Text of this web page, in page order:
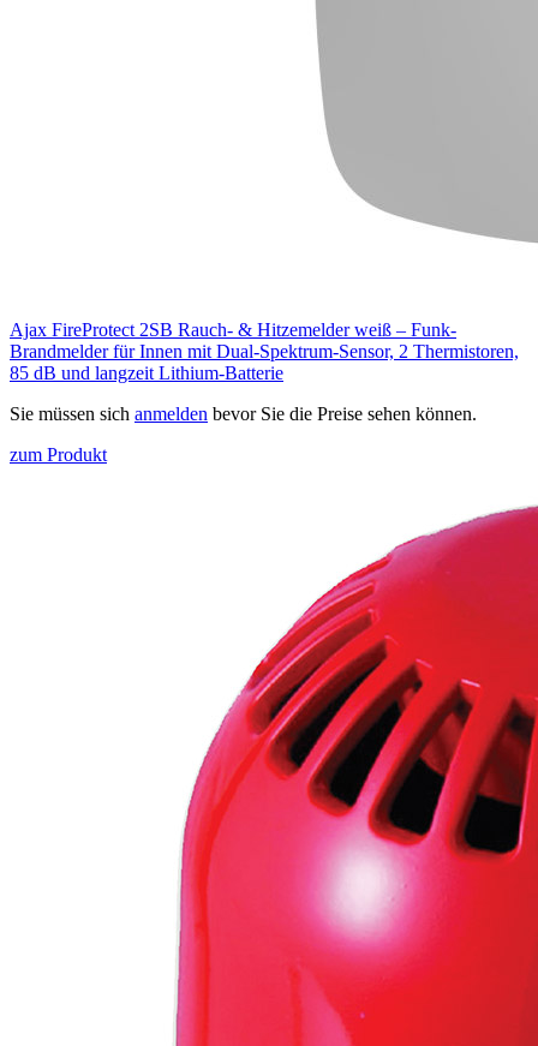
Ajax FireProtect 2SB Rauch- & Hitzemelder weiß – Funk-
Brandmelder für Innen mit Dual-Spektrum-Sensor, 2 Thermistoren,
85 dB und langzeit Lithium-Batterie
Sie müssen sich anmelden bevor Sie die Preise sehen können.
zum Produkt